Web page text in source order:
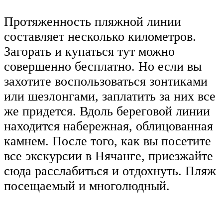
Протяженность пляжной линии
составляет несколько километров.
Загорать и купаться тут можно
совершенно бесплатно. Но если вы
захотите воспользоваться зонтиками
или шезлонгами, заплатить за них все
же придется. Вдоль береговой линии
находится набережная, облицованная
камнем. После того, как вы посетите
все экскурсии в Нячанге, приезжайте
сюда расслабиться и отдохнуть. Пляж
посещаемый и многолюдный.